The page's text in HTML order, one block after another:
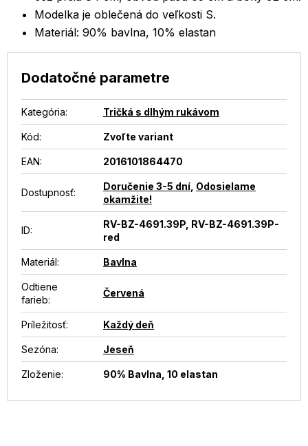
Modelka je oblečená do veľkosti S.
Materiál: 90% bavlna, 10% elastan
Dodatočné parametre
Kategória: Tričká s dlhým rukávom
Kód: Zvoľte variant
EAN: 2016101864470
Dostupnosť:
Doručenie 3-5 dní Odosielame
okamžite!
ID:
RV-BZ-4691.39P, RV-BZ-4691.39P-
red
Materiál: Bavlna
Odtiene
farieb:
Červená
Príležitosť: Každý deň
Sezóna: Jeseň
Zloženie: 90% Bavlna, 10 elastan